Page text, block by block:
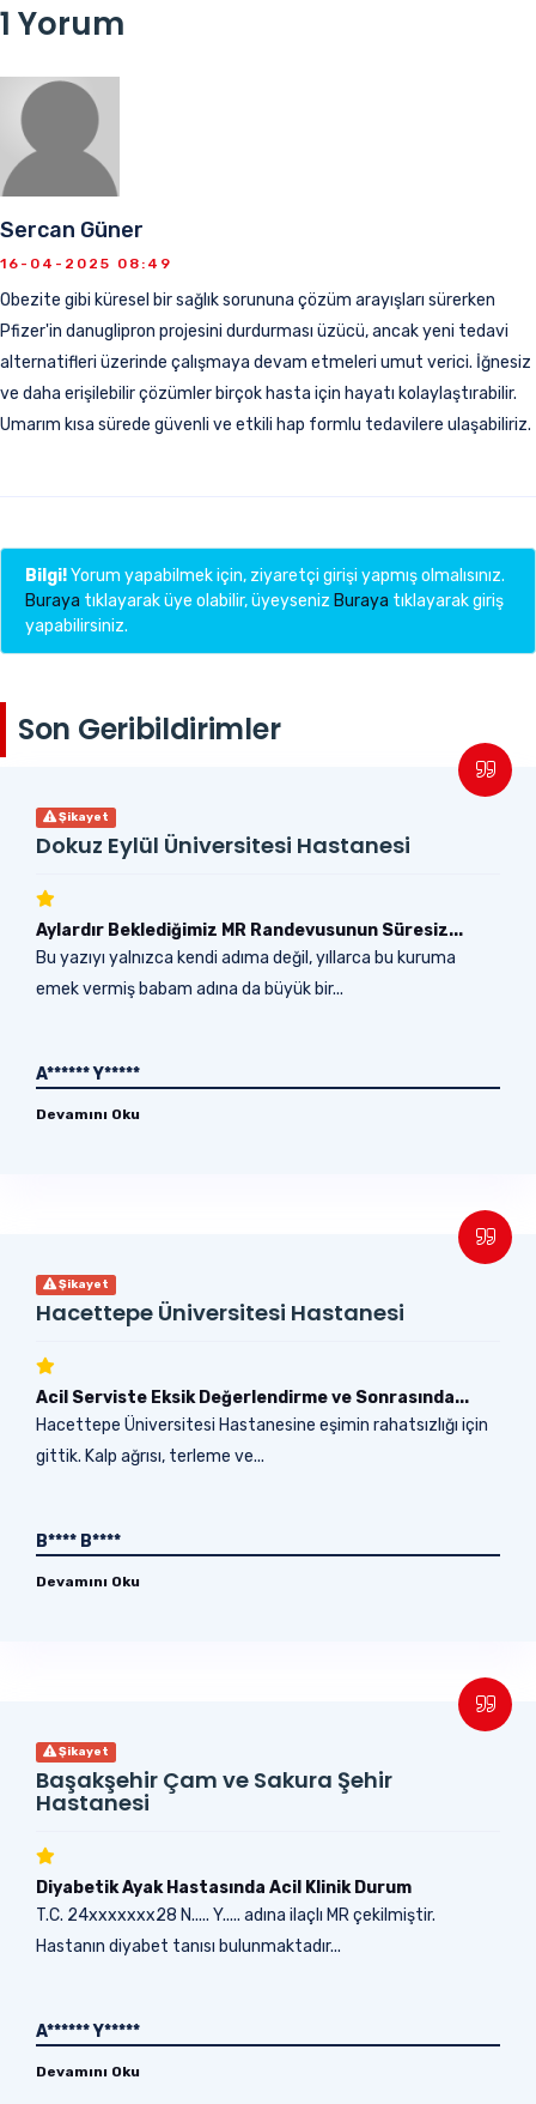
1 Yorum
Sercan Güner
16-04-2025 08:49
Obezite gibi küresel bir sağlık sorununa çözüm arayışları sürerken
Pfizer'in danuglipron projesini durdurması üzücü, ancak yeni tedavi
alternatifleri üzerinde çalışmaya devam etmeleri umut verici. İğnesiz
ve daha erişilebilir çözümler birçok hasta için hayatı kolaylaştırabilir.
Umarım kısa sürede güvenli ve etkili hap formlu tedavilere ulaşabiliriz.
Bilgi!Yorum yapabilmek için, ziyaretçi girişi yapmış olmalısınız.
Buraya tıklayarak üye olabilir, üyeyseniz Buraya tıklayarak giriş
yapabilirsiniz.
Son Geribildirimler
Şikayet
Dokuz Eylül Üniversitesi Hastanesi
Aylardır Beklediğimiz MR Randevusunun Süresiz...
Bu yazıyı yalnızca kendi adıma değil, yıllarca bu kuruma
emek vermiş babam adına da büyük bir...
A****** Y*****
Devamını Oku
Şikayet
Hacettepe Üniversitesi Hastanesi
Acil Serviste Eksik Değerlendirme ve Sonrasında...
Hacettepe Üniversitesi Hastanesine eşimin rahatsızlığı için
gittik. Kalp ağrısı, terleme ve...
B**** B****
Devamını Oku
Şikayet
Başakşehir Çam ve Sakura Şehir
Hastanesi
Diyabetik Ayak Hastasında Acil Klinik Durum
T.C. 24xxxxxxx28 N..... Y..... adına ilaçlı MR çekilmiştir.
Hastanın diyabet tanısı bulunmaktadır...
A****** Y*****
Devamını Oku